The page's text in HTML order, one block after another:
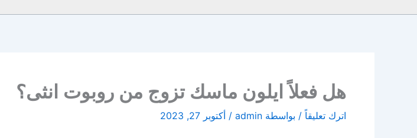
هل فعلاً ايلون ماسك تزوج من روبوت انثى؟
اترك تعليقاً / بواسطة admin
/ أكتوبر 27, 2023